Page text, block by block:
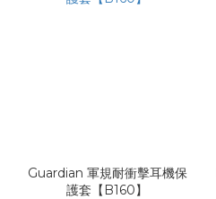
Guardian 軍規耐衝擊耳機保
護套【B160】